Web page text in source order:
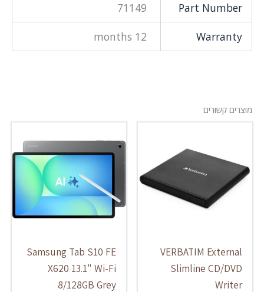
Part Number
71149
Warranty
12 months
מוצרים קשורים
VERBATIM External
Slimline CD/DVD
Writer
Samsung Tab S10 FE
X620 13.1" Wi-Fi
8/128GB Grey